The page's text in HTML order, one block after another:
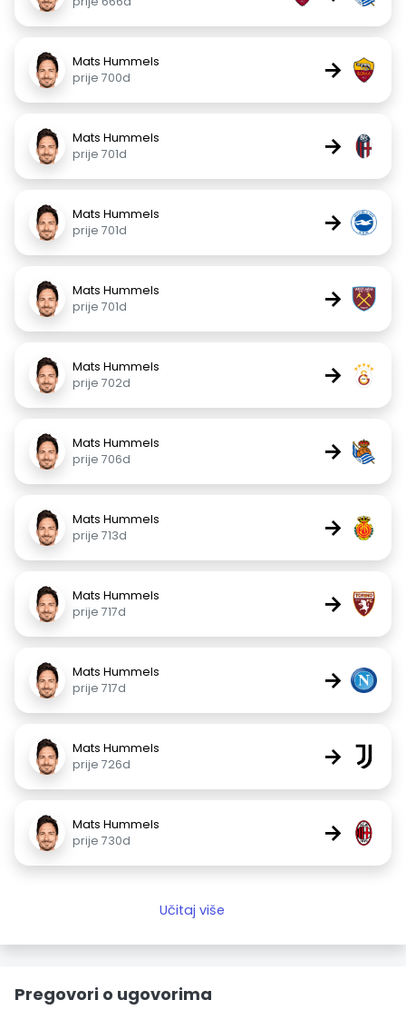
Mats Hummels
prije 700d
→
Mats Hummels
prije 701d
→
Mats Hummels
prije 701d
→
Mats Hummels
prije 701d
→
Mats Hummels
prije 702d
→
Mats Hummels
prije 706d
→
Mats Hummels
prije 713d
→
Mats Hummels
prije 717d
→
Mats Hummels
prije 717d
→
Mats Hummels
prije 726d
→
Mats Hummels
prije 730d
→
Učitaj više
Pregovori o ugovorima